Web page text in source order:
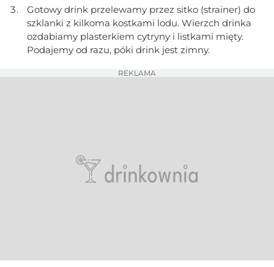
Gotowy drink przelewamy przez sitko (strainer) do
szklanki z kilkoma kostkami lodu. Wierzch drinka
ozdabiamy plasterkiem cytryny i listkami mięty.
Podajemy od razu, póki drink jest zimny.
REKLAMA